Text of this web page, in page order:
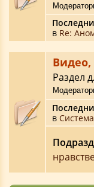
в Re:
Раздел
в